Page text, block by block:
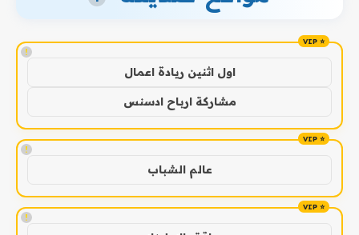
!
اول اثنين ريادة اعمال
مشاركة ارباح ادسنس
!
عالم الشباب
!